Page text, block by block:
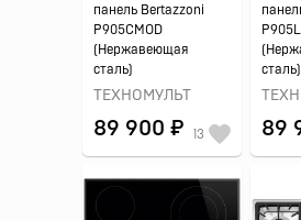
панель Bertazzoni
P905CMOD
(Нержавеющая
сталь)
ТЕХНОМУЛЬТ
89 900 ₽ 13
сталь)
89